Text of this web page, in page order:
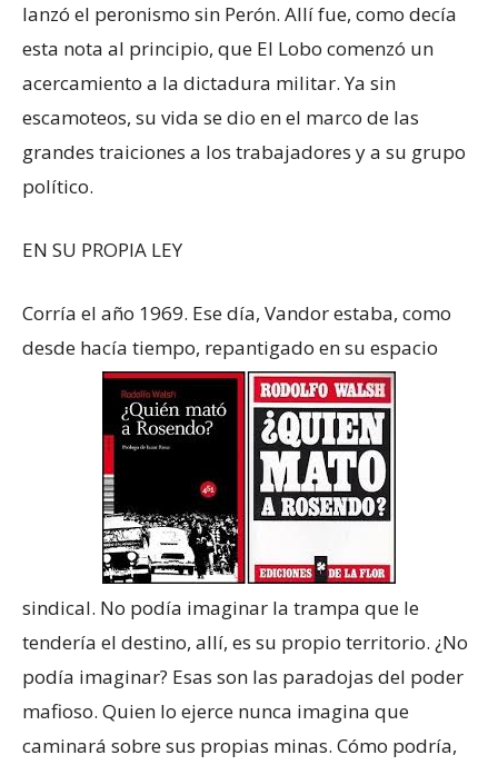
lanzó el peronismo sin Perón. Allí fue, como decía
esta nota al principio, que El Lobo comenzó un
acercamiento a la dictadura militar. Ya sin
escamoteos, su vida se dio en el marco de las
grandes traiciones a los trabajadores y a su grupo
político.
EN SU PROPIA LEY
Corría el año 1969. Ese día, Vandor estaba, como
desde hacía tiempo, repantigado en su espacio
sindical. No podía imaginar la trampa que le
tendería el destino, allí, es su propio territorio. ¿No
podía imaginar? Esas son las paradojas del poder
mafioso. Quien lo ejerce nunca imagina que
caminará sobre sus propias minas. Cómo podría,